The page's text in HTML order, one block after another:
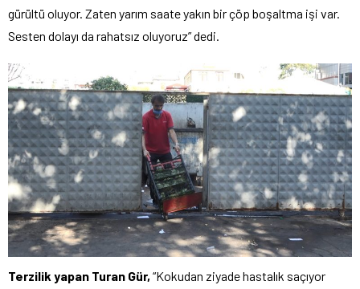
gürültü oluyor. Zaten yarım saate yakın bir çöp boşaltma işi var.
Sesten dolayı da rahatsız oluyoruz” dedi.
Terzilik yapan Turan Gür, “Kokudan ziyade hastalık saçıyor